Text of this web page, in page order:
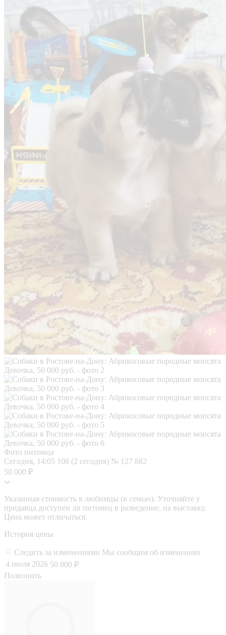
Фото питомца
Сегодня, 14:05 108 (2 сегодня) № 127 882
50 000 ₽
Указанная стоимость в любимцы (в семью). Уточняйте у
продавца доступен ли питомец в разведение, на выставку.
Цена может отличаться.
История цены
Следить за изменениями Мы сообщим об изменениях
4 июля 2026 50 000 ₽
Позвонить